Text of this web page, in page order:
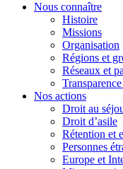
Nous connaître
Histoire
Missions
Organisation
Régions et
Réseaux et
Nos actions
Droit au
Droit d’asile
Rétention et
Personnes
Europe et